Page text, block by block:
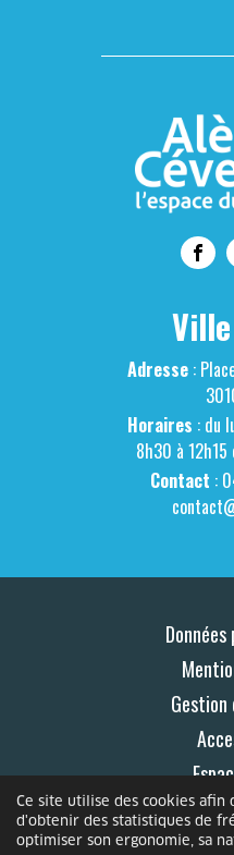
Ce site utilise des cookies
d'obtenir des statistiques de
optimiser son ergonomie, sa
Adresse:
Horaires : du
8h30 à
Contact :
©
Gestion